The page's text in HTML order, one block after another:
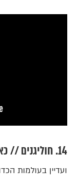
14. חוליגנים // כאן 11
ועדיין בעולמות